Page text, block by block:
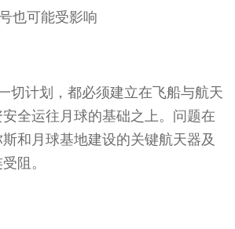
也可能受影响
切计划，都必须建立在飞船与航天
全运往月球的基础之上。问题在
和月球基地建设的关键航天器及
阻。